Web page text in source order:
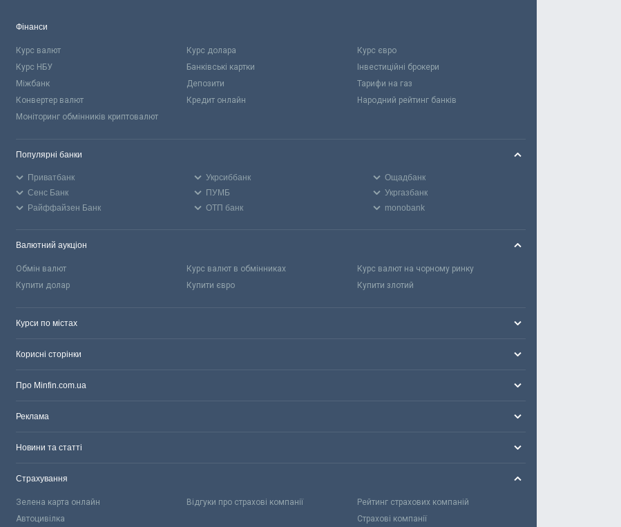
Фінанси
Курс валют Курс долара
Курс євро
Курс НБУ
Банківські картки
Інвестиційні брокери
Міжбанк
Депозити
Тарифи на газ
Конвертер валют
Кредит онлайн
Народний рейтинг банків
Моніторинг обмінників криптовалют
Популярні банки
Приватбанк Укрсиббанк
Ощадбанк
Сенс Банк
ПУМБ
Укргазбанк
Райффайзен Банк
ОТП банк monobank
Валютний аукціон
Обмін валют Курс валют в обмінниках
Курс валют на чорному ринку
Купити долар
Купити євро Купити злотий
Курси по містах
Корисні сторінки
Про Minfin.com.ua
Реклама
Новини та статті
Страхування
Зелена карта онлайн Відгуки про страхові компанії
Рейтинг страхових компаній
Автоцивілка
Страхові компанії